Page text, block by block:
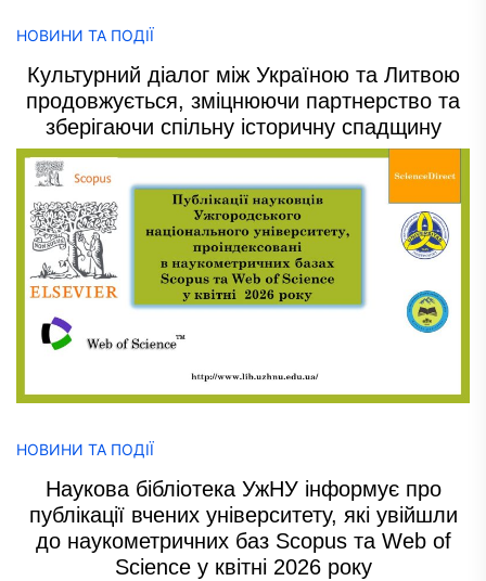
НОВИНИ ТА ПОДІЇ
Культурний діалог між Україною та Литвою
продовжується, зміцнюючи партнерство та
зберігаючи спільну історичну спадщину
НОВИНИ ТА ПОДІЇ
Наукова бібліотека УжНУ інформує про
публікації вчених університету, які увійшли
до наукометричних баз Scopus та Web of
Science у квітні 2026 року